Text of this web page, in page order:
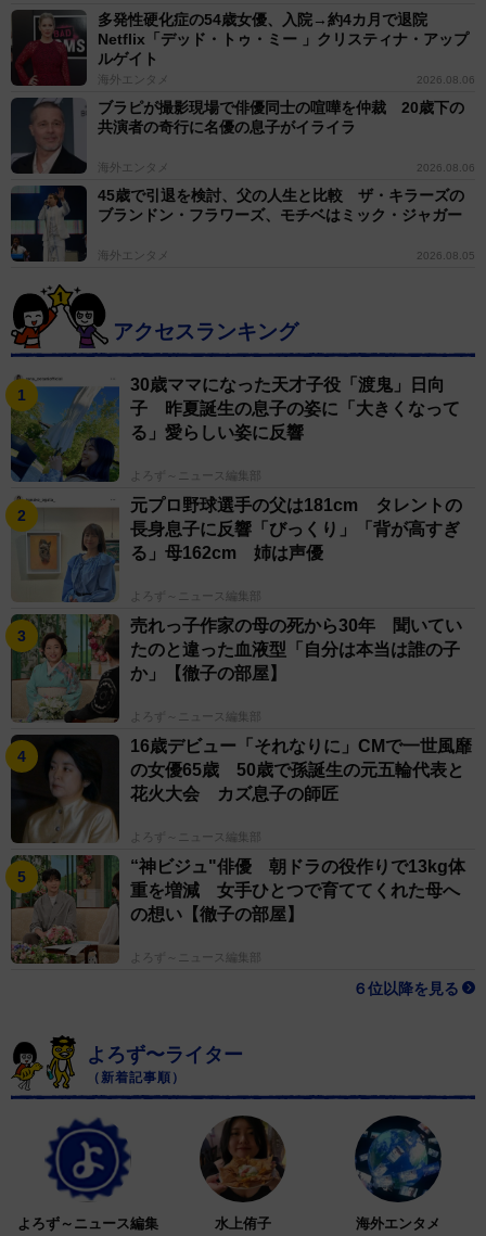
多発性硬化症の54歳女優、入院→約4カ月で退院
Netflix「デッド・トゥ・ミー 」クリスティナ・アップ
ルゲイト
海外エンタメ 2026.08.06
ブラピが撮影現場で俳優同士の喧嘩を仲裁 20歳下の
共演者の奇行に名優の息子がイライラ
海外エンタメ 2026.08.06
45歳で引退を検討、父の人生と比較 ザ・キラーズの
ブランドン・フラワーズ、モチベはミック・ジャガー
海外エンタメ 2026.08.05
アクセスランキング
30歳ママになった天才子役「渡鬼」日向
子 昨夏誕生の息子の姿に「大きくなって
る」愛らしい姿に反響
よろず～ニュース編集部
元プロ野球選手の父は181cm タレントの
長身息子に反響「びっくり」「背が高すぎ
る」母162cm 姉は声優
よろず～ニュース編集部
売れっ子作家の母の死から30年 聞いてい
たのと違った血液型「自分は本当は誰の子
か」【徹子の部屋】
よろず～ニュース編集部
16歳デビュー「それなりに」CMで一世風靡
の女優65歳 50歳で孫誕生の元五輪代表と
花火大会 カズ息子の師匠
よろず～ニュース編集部
“神ビジュ"俳優 朝ドラの役作りで13kg体
重を増減 女手ひとつで育ててくれた母へ
の想い【徹子の部屋】
よろず～ニュース編集部
６位以降を見る
よろず〜ライター
（新着記事順）
よろず～ニュース編集
水上侑子 海外エンタメ